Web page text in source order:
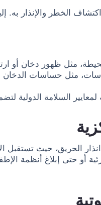
الخطر والإنذار به.
مثل ظهور دخان
مثل حساسات الدخان
السلامة الدولية
انذار الحريق، حيث
أو حتى إبلاغ أنظمة